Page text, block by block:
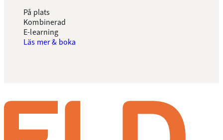
På plats
Kombinerad
E-learning
Läs mer & boka